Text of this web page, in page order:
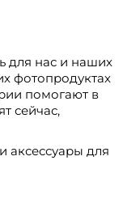
для нас и наших
фотопродуктах
помогают в
сейчас,
аксессуары для